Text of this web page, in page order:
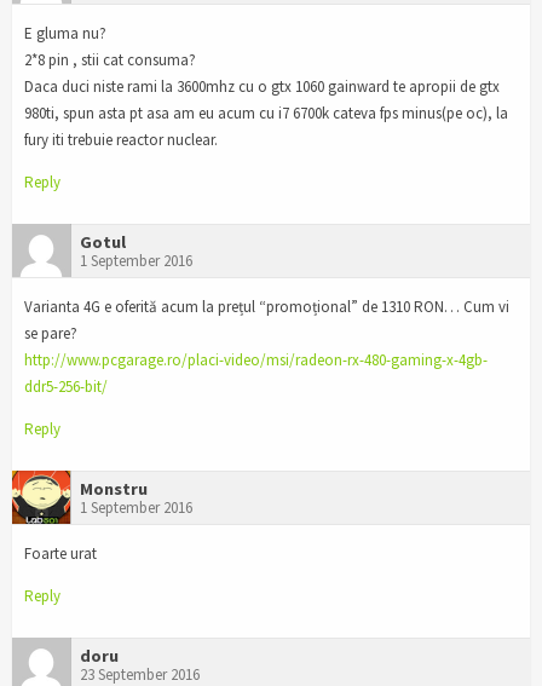
E gluma nu?
2*8 pin , stii cat consuma?
Daca duci niste rami la 3600mhz cu o gtx 1060 gainward te apropii de gtx
980ti, spun asta pt asa am eu acum cu i7 6700k cateva fps minus(pe oc), la
fury iti trebuie reactor nuclear.
Reply
Gotul
1 September 2016
Varianta 4G e oferită acum la prețul “promoțional” de 1310 RON… Cum vi
se pare?
http://www.pcgarage.ro/placi-video/msi/radeon-rx-480-gaming-x-4gb-
ddr5-256-bit/
Reply
Monstru
1 September 2016
Foarte urat
Reply
doru
23 September 2016